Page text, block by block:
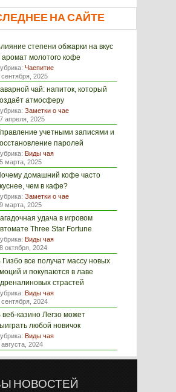
НА САЙТЕ
степени обжарки на вкус
аромат молотого кофе
Чаепитие
сентября, 2025
чай: напиток, который
атмосферу
Заметки о чае
апреля, 2025
учетными записями и
паролей
Виды чая
марта, 2025
домашний кофе часто
чем в кафе?
Заметки о чае
марта, 2025
удача в игровом
Three Star Fortune
Виды чая
октября, 2024
Гизбо все получат массу новых
и покупаются в лаве
страстей
Виды чая
сентября, 2024
веб-казино Легзо может
любой новичок
Виды чая
августа, 2024
НОВОСТЕЙ